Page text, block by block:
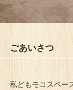
ごあいさつ
私どもモコスペー